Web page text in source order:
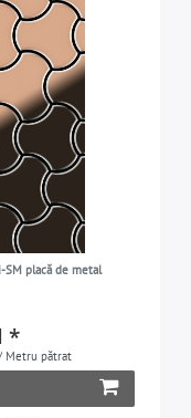
SM placă de metal
*
Metru pătrat